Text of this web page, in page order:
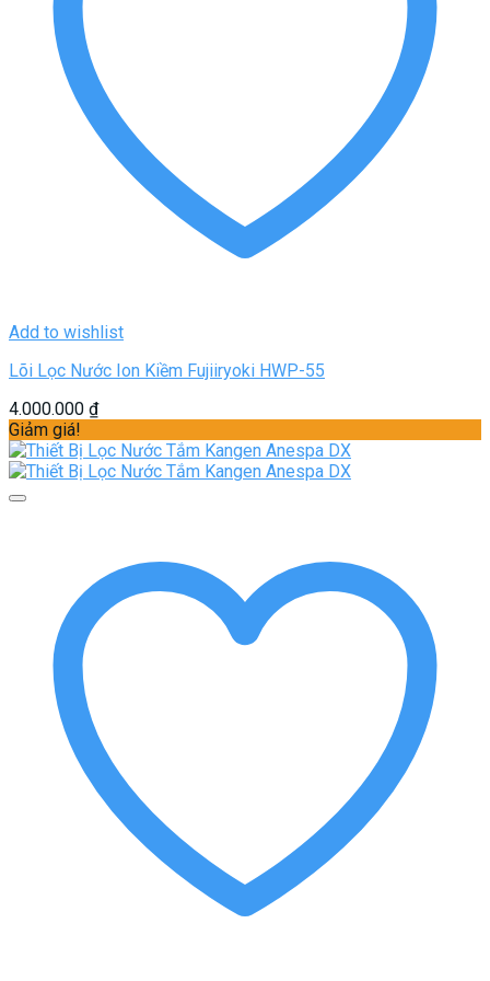
Add to wishlist
Lõi Lọc Nước Ion Kiềm Fujiiryoki HWP-55
4.000.000 ₫
Giảm giá!